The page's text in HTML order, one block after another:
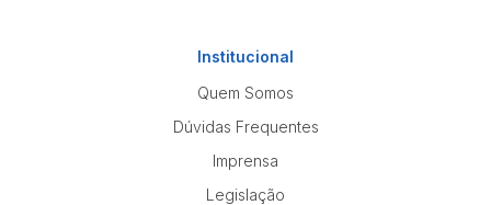
Institucional
Quem Somos
Dúvidas Frequentes
Imprensa
Legislação